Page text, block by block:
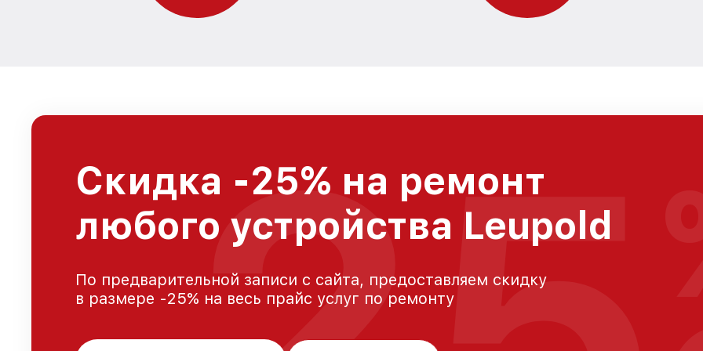
Скидка -25% на ремонт
любого устройства Leupold
По предварительной записи с сайта, предоставляем скидку
в размере -25% на весь прайс услуг по ремонту